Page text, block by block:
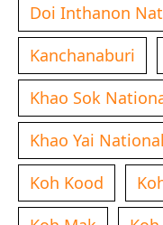
Doi Inthanon
Kanchanaburi
Khao Sok
Khao Yai
Koh Kood